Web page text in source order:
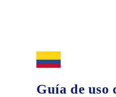
Guía de uso